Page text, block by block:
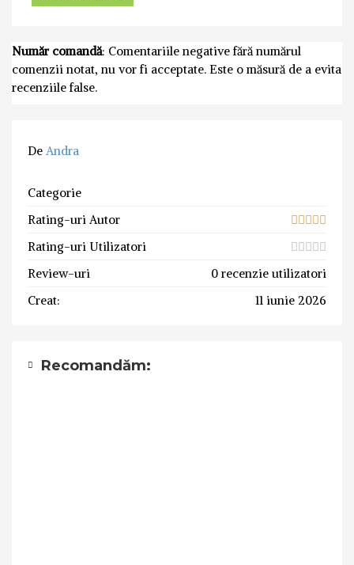
Număr comandă: Comentariile negative fără numărul
comenzii notat, nu vor fi acceptate. Este o măsură de a evita
recenziile false.
De Andra
Categorie
Rating-uri Autor
Rating-uri Utilizatori
Review-uri
0 recenzie utilizatori
Creat:
11 iunie 2026
Recomandăm: